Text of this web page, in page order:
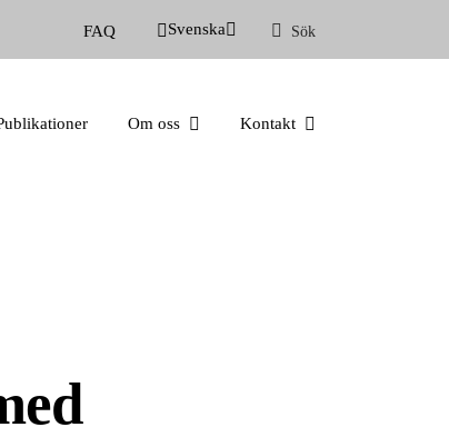
FAQ Svenska Sök
Om oss Kontakt